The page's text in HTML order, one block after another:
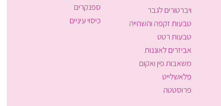
ויברטורים לגבר
טבעות זקפה והשהייה
טבעות רטט
אביזרים לאוננות
משאבות פין ואקום
פלאשלייט
פרוסטטה
ספנקרים
כיסוי עיניים